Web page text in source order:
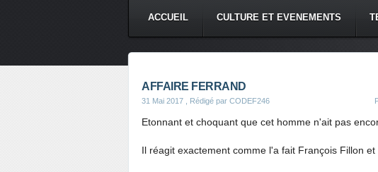
ACCUEIL CULTURE ET EVENEMENTS
AFFAIRE FERRAND
31 Mai 2017 , Rédigé par CODEF246
Etonnant et choquant que cet homme n'ait pas
Il réagit exactement comme l'a fait François Fillon